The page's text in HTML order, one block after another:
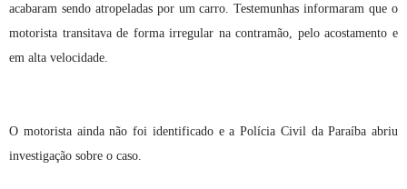
acabaram sendo atropeladas por um carro. Testemunhas informaram que o
motorista transitava de forma irregular na contramão, pelo acostamento e
em alta velocidade.
O motorista ainda não foi identificado e a Polícia Civil da Paraíba abriu
investigação sobre o caso.